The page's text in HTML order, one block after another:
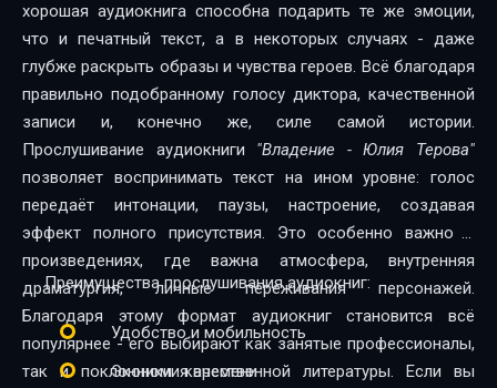
хорошая аудиокнига способна подарить те же эмоции,
что и печатный текст, а в некоторых случаях - даже
глубже раскрыть образы и чувства героев. Всё благодаря
правильно подобранному голосу диктора, качественной
записи и, конечно же, силе самой истории.
Прослушивание аудиокниги "Владение - Юлия Терова"
позволяет воспринимать текст на ином уровне: голос
передаёт интонации, паузы, настроение, создавая
эффект полного присутствия. Это особенно важно в
произведениях, где важна атмосфера, внутренняя
драматургия, личные переживания персонажей.
Благодаря этому формат аудиокниг становится всё
популярнее - его выбирают как занятые профессионалы,
так и поклонники качественной литературы. Если вы
Преимущества прослушивания аудиокниг:
Удобство и мобильность
Экономия времени